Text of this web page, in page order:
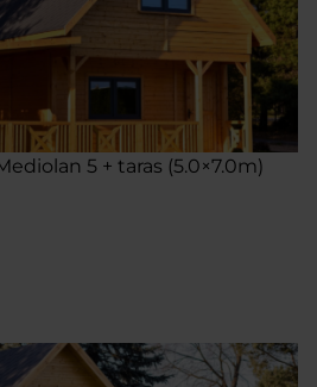
5 + taras (5.0×7.0m)